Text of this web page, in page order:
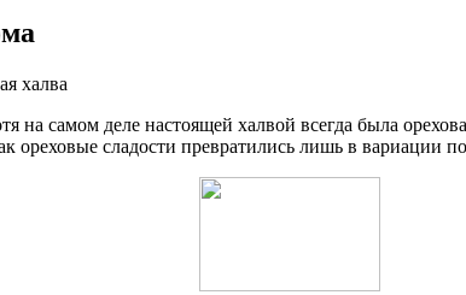
на самом деле настоящей халвой всегда была
ореховые сладости превратились лишь в вариации